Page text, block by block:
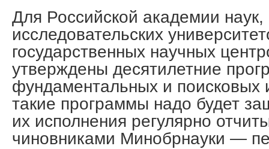
Для Российской академии
исследовательских
государственных научных
утверждены десятилетние
фундаментальных и поисковых
такие программы надо будет
их исполнения регулярно
чиновниками Минобрнауки —